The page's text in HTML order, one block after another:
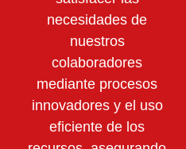
necesidades de
nuestros
colaboradores
mediante procesos
innovadores y el uso
eficiente de los